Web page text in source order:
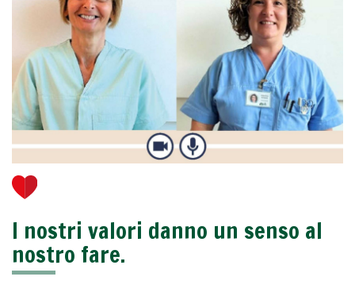
I nostri valori danno un senso al
nostro fare.